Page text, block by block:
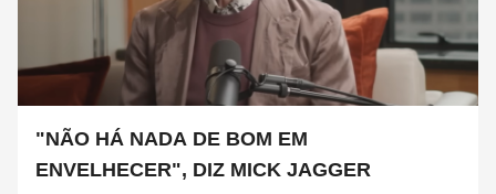
"NÃO HÁ NADA DE BOM EM
ENVELHECER", DIZ MICK JAGGER